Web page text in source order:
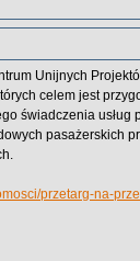
Unijnych
celem jest
świadczenia
pasażerskich
przetarg-na-